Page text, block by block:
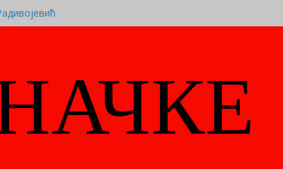
САШЕ ЈЕЛИЋА
промоција књиге „Славу славили,